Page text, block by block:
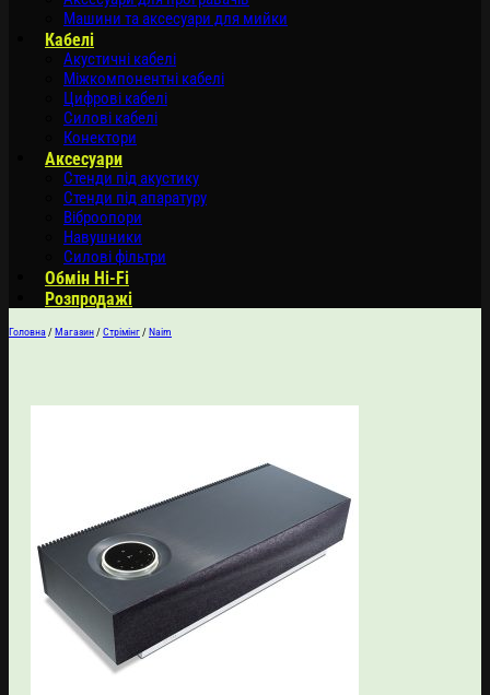
Машини та аксесуари для мийки
Кабелі
Акустичні кабелі
Міжкомпонентні кабелі
Цифрові кабелі
Силові кабелі
Конектори
Аксесуари
Стенди під акустику
Стенди під апаратуру
Віброопори
Навушники
Силові фільтри
Обмін Hi-Fi
Розпродажі
Головна /Магазин /Стрімінг /Naim